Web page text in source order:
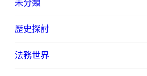
未分類
歷史探討
法務世界